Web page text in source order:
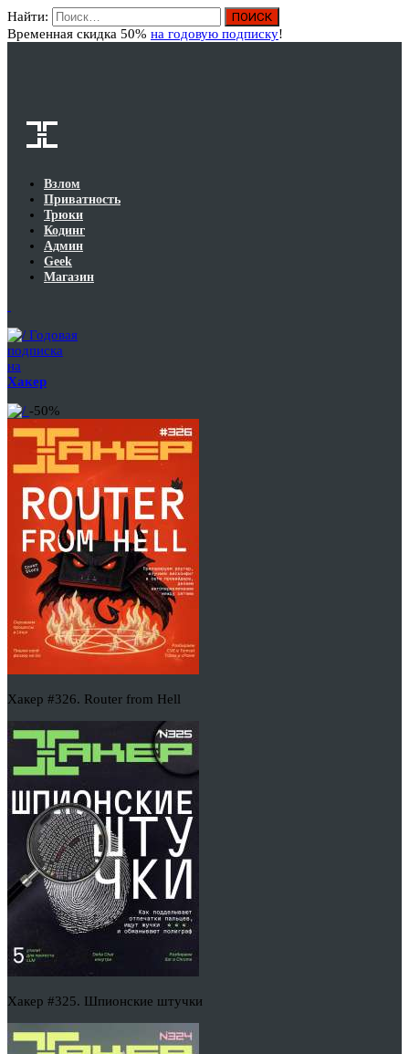
Найти:
Временная скидка 50% на годовую подписку!
Взлом
Приватность
Трюки
Кодинг
Админ
Geek
Магазин
Годовая
подписка
на
Хакер
-50%
Хакер #326. Router from Hell
Хакер #325. Шпионские штучки